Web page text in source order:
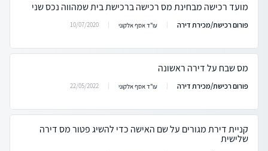
מועד רכישה מבחינת מס רכישה ברכישת בית שמהווה נכס שני
פורום רכישת/מכירת דירה עו"ד אסף אלקוני 10/07/2020
מס שבח על דירה ראשונה
פורום רכישת/מכירת דירה עו"ד אסף אלקוני 22/05/2022
קניית דירת מגורים על שם האישה כדי להשיג פטור מס דירה
שלישית